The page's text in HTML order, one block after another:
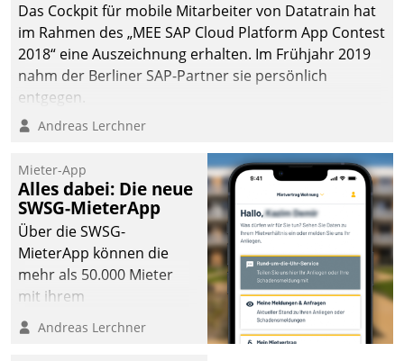
Das Cockpit für mobile Mitarbeiter von Datatrain hat
im Rahmen des „MEE SAP Cloud Platform App Contest
2018“ eine Auszeichnung erhalten. Im Frühjahr 2019
nahm der Berliner SAP-Partner sie persönlich
entgegen.
Andreas Lerchner
Mieter-App
Alles dabei: Die neue
SWSG-MieterApp
Über die SWSG-
MieterApp können die
mehr als 50.000 Mieter
mit ihrem
Wohnungsunternehmen
kommunizieren, auf dem
Andreas Lerchner